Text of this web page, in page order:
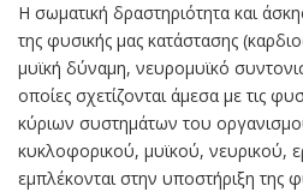
Η σωματική δραστηριότητα και
της φυσικής μας κατάστασης
μυϊκή δύναμη, νευρομυϊκό
οποίες σχετίζονται άμεσα με τις
κύριων συστημάτων του
κυκλοφορικού, μυϊκού, νευρικού,
εμπλέκονται στην υποστήριξη της